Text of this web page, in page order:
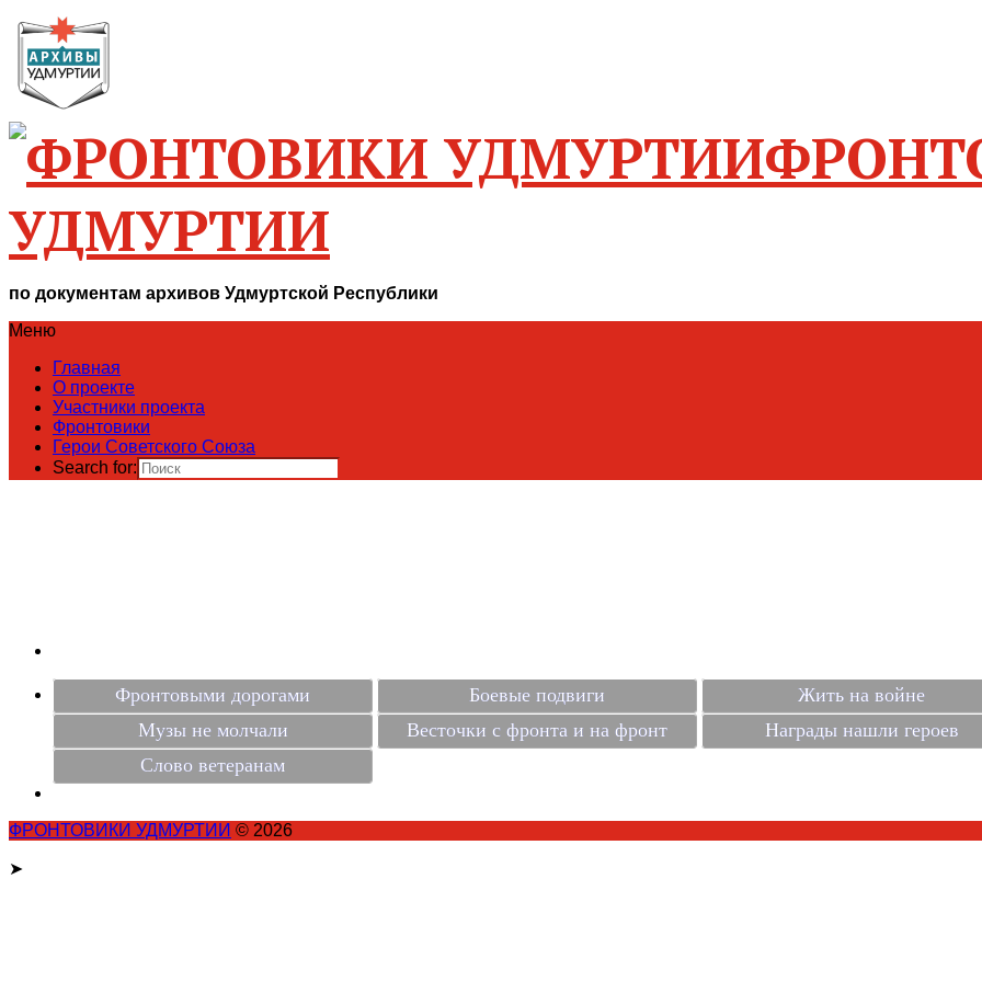
УДМУРТИИ
по документам архивов Удмуртской Республики
Меню
Главная
О проекте
Участники проекта
Фронтовики
Герои Советского Союза
Search for:
Фронтовыми дорогами Боевые подвиги Жить на войне
Музы не молчали
Весточки с фронта и на фронт Награды нашли героев
Слово ветеранам
ФРОНТОВИКИ УДМУРТИИ © 2026
➤